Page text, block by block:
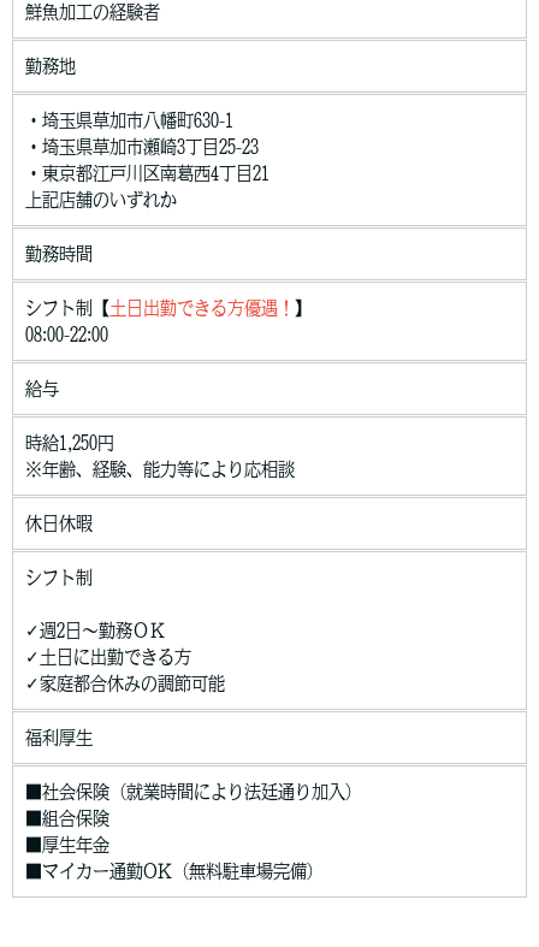
鮮魚加工の経験者
勤務地
・埼玉県草加市八幡町630-1
・埼玉県草加市瀬崎3丁目25-23
・東京都江戸川区南葛西4丁目21
上記店舗のいずれか
勤務時間
シフト制【土日出勤できる方優遇！ 】
08:00-22:00
給与
時給1,250円
※年齢、経験、能力等により応相談
休日休暇
シフト制
✓週2日～勤務ＯＫ
✓土日に出勤できる方
✓家庭都合休みの調節可能
福利厚生
■社会保険（就業時間により法廷通り加入）
■組合保険
■厚生年金
■マイカー通勤OK（無料駐車場完備）